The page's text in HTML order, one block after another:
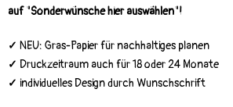
auf "Sonderwünsche hier auswählen"!
✓ NEU: Gras-Papier für nachhaltiges planen
✓ Druckzeitraum auch für 18 oder 24 Monate
✓ individuelles Design durch Wunschschrift